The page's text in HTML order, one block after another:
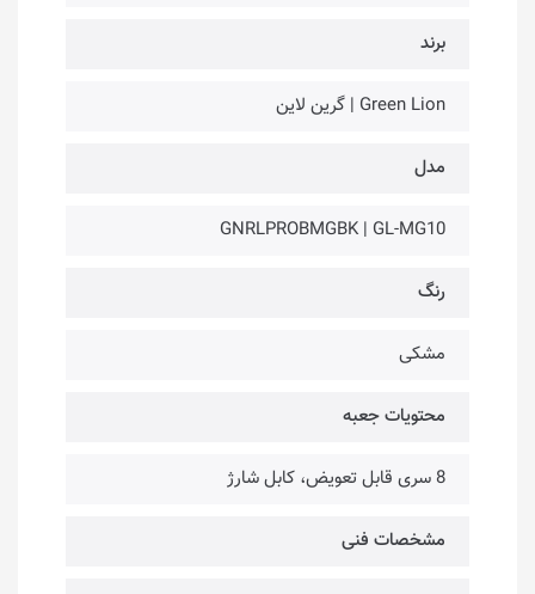
برند
Green Lion | گرین لاین
مدل
GNRLPROBMGBK | GL-MG10
رنگ
مشکی
محتویات جعبه
8 سری قابل تعویض، کابل شارژ
مشخصات فنی